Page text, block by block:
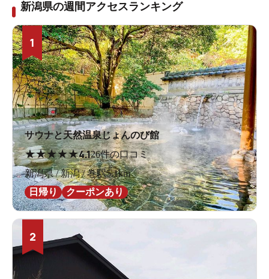
新潟県の週間アクセスランキング
1
サウナと天然温泉じょんのび館
★★★★★4.126件の口コミ
新潟県 / 新潟 / 巻駅5.1km
日帰り
クーポンあり
2